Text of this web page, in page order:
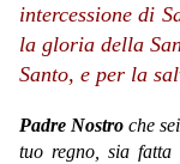
intercessione di
la gloria della
Santo, e per la
Padre Nostroche
tuo regno, sia